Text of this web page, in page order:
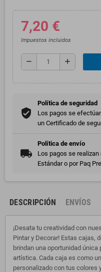
7,20 €
Impuestos incluidos
remove add
Política de seguridad
Los pagos se
un Certificado de
Política de envío
Los pagos se realizan
Estándar o por Paq
DESCRIPCIÓN ENVÍOS
¡Desata tu creatividad con
Pintar y Decorar! Estas cajas,
brindan una oportunidad
artística. Cada caja es como
personalizado con tus colores